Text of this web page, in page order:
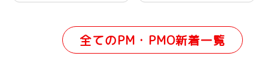
全てのPM・PMO新着一覧